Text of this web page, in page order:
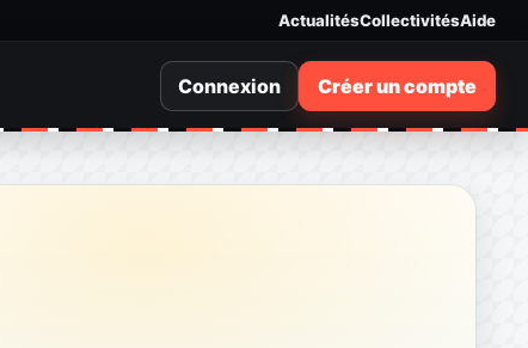
ActualitésCollectivitésAide
Connexion Créer un compte